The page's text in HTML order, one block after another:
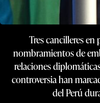
Tres cancilleres
nombramientos de
relaciones
controversia han
del Perú